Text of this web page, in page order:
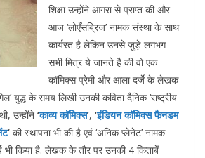
शिक्षा उन्होंने आगरा से प्राप्त की और
आज ‘लोएँसब्रिज’ नामक संस्था के साथ
कार्यरत है लेकिन उनसे जुड़े लगभग
सभी मित्र ये जानते है की वो एक
कॉमिक्स प्रेमी और आला दर्जे के लेखक
युद्ध के समय लिखी उनकी कविता दैनिक ‘राष्ट्रीय
उन्होंने ‘काव्य कॉमिक्स‘, ‘इंडियन कॉमिक्स फैनडम
‘ की स्थापना भी की है एवं ‘अनिक प्लेनेट’ नामक
भी किया है. लेखक के तौर पर उनकी 4 किताबें